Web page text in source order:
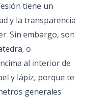
tiene un
y la transparencia
Sin embargo, son
o
al interior de
y lápiz, porque te
generales